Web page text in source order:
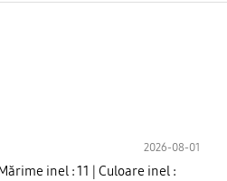
2026-08-01
Mărime inel : 11
| Culoare inel :